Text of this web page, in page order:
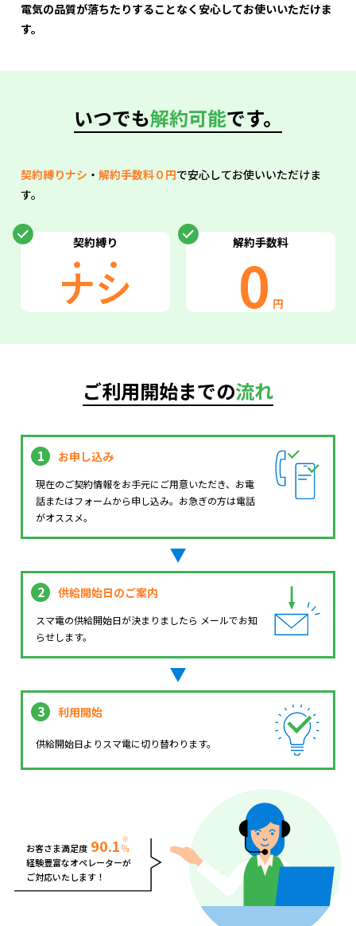
電気の品質が落ちたりすることなく安心してお使いいただけま
す。
いつでも解約可能です。
契約縛りナシ ・ 解約手数料０円で安心してお使いいただけま
す。
契約縛り
ナシ
・・ 解約手数料
0 円
ご利用開始までの流れ
1 お申し込み
現在のご契約情報をお手元にご用意いただき、お電
話またはフォームから申し込み。お急ぎの方は電話
がオススメ。
2 供給開始日のご案内
スマ電の供給開始日が決まりましたら メールでお知
らせします。
3 利用開始
供給開始日よりスマ電に切り替わります。
お客さま満足度 90.1％
※
経験豊富なオペレーターが
ご対応いたします！